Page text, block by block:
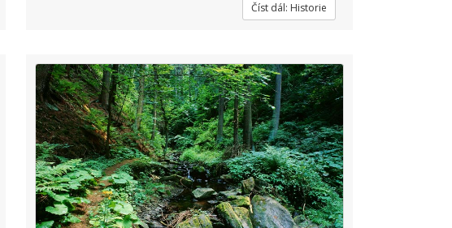
Číst dál: Historie